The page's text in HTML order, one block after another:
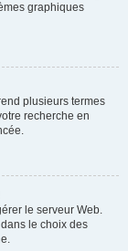
graphiques
plusieurs termes
recherche en
le serveur Web.
le choix des